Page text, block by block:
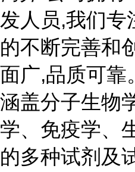
发人员,我们专
的不断完善和
面广,品质可靠
涵盖分子生物
学、免疫学、
的多种试剂及